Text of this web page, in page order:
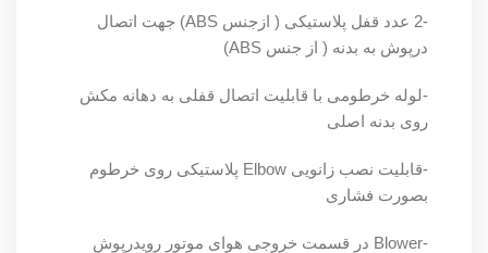
-2 عدد قفل پلاستیکی ( ازجنس ABS) جهت اتصال
درپوش به بدنه ( از جنس ABS)
-لوله خرطومی با قابلیت اتصال قفلی به دهانه مکش
روی بدنه اصلی
-قابلیت نصب زانویی Elbow پلاستیکی روی خرطوم
بصورت فشاری
-Blower در قسمت خروجی هوای موتور رویدرپوش